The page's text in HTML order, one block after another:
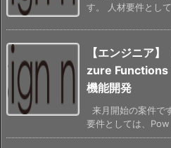
す。 人材要件とし
【エンジニア
zure Functions
機能開発
来月開始の案件で
要件としては、Pow